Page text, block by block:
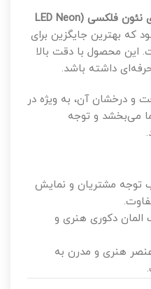
تکنولوژی نئون فلکسی (LED Neon
که بهترین جایگزین برای
محصول با دقت بالا
داشته باشد.
و درخشان آن، به ویژه در
می‌بخشد و توجه
توجه مشتریان و نمایش
المان دکوری هنری و
هنری و مدرن به